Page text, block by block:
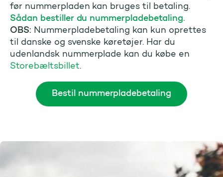
før nummerpladen kan bruges til betaling.
Sådan bestiller du nummerpladebetaling.
OBS: Nummerpladebetaling kan kun oprettes
til danske og svenske køretøjer. Har du
udenlandsk nummerplade kan du købe en
Storebæltsbillet.
Bestil nummerpladebetaling